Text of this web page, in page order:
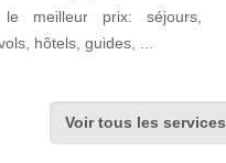
le meilleur prix: séjours,
hôtels, guides, ...
Voir tous les services